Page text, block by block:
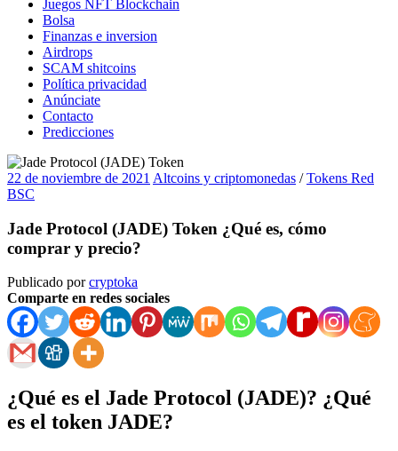
Juegos NFT Blockchain
Bolsa
Finanzas e inversion
Airdrops
SCAM shitcoins
Política privacidad
Anúnciate
Contacto
Predicciones
22 de noviembre de 2021 Altcoins y criptomonedas /Tokens Red
BSC
Jade Protocol (JADE) Token ¿Qué es, cómo
comprar y precio?
Publicado porcryptoka
Comparte en redes sociales
¿Qué es el Jade Protocol (JADE)? ¿Qué
es el token JADE?